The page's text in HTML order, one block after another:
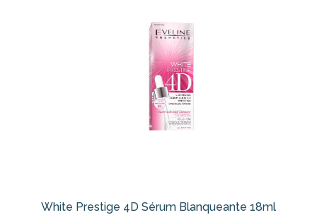
White Prestige 4D Sérum Blanqueante 18ml